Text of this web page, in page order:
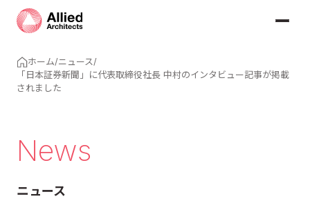
ホーム/ニュース/
「日本証券新聞」に代表取締役社長 中村のインタビュー記事が掲載
されました
News
ニュース